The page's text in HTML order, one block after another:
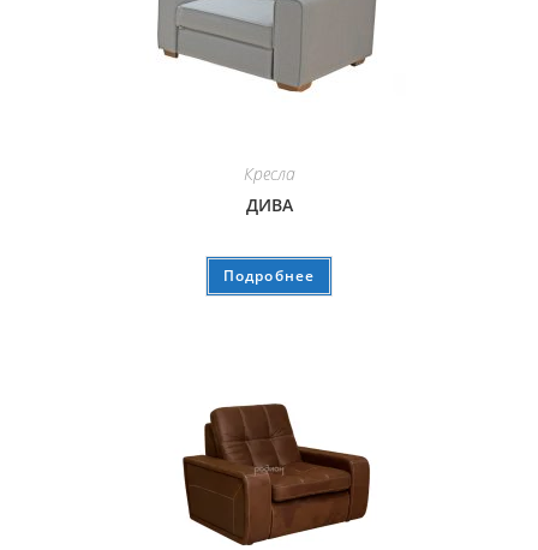
Кресла
ДИВА
Подробнее